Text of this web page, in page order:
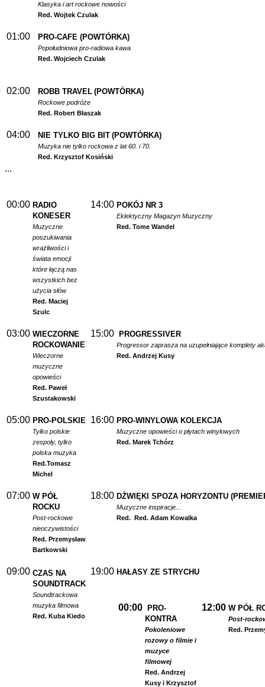
Klasyka i art rockowe nowości
Red. Wojtek Czulak
01:00 PRO-CAFE (POWTÓRKA)
Popołudniowa pro-radiowa kawa
Red. Wojciech Czulak
02:00 ROBB TRAVEL (POWTÓRKA)
Rockowe podróże
Red. Robert Błaszak
04:00 NIE TYLKO BIG BIT (POWTÓRKA)
Muzyka nie tylko rockowa z lat 60. i 70.
Red. Krzysztof Kosiński
...
00:00 RADIO
KONESER
Muzyczne
poszukiwania
wrażliwości i
świata emocji
które łączą nas
wszystkich bez
użycia słów
Red. Maciej
Szulc
14:00 POKÓJ NR 3
Eklektyczny Magazyn Muzyczny
Red. Tome Wandel
03:00 WIECZORNE
ROCKOWANIE
Wieczorne
muzyczne
opowieści
Red. Paweł
Szustakowski
15:00 PROGRESSIVER
Progressor zaprasza na uzupełniające komplety
Red. Andrzej Kusy
05:00 PRO-POLSKIE
Tylko polskie
zespoły, tylko
polska muzyka
Red.Tomasz
Michel
16:00 PRO-WINYLOWA KOLEKCJA
Muzyczne opowieści o płytach winylowych
Red. Marek Tchórz
07:00 W PÓŁ
ROCKU
Post-rockowe
nieoczywistości
Red. Przemysław
Bartkowski
18:00 DŹWIĘKI SPOZA HORYZONTU
Muzyczne inspiracje...
Red. Red. Adam Kowalka
09:00 CZAS NA
SOUNDTRACK
Soundtrackowa
muzyka filmowa
Red. Kuba Kiedo
19:00 HAŁASY ZE STRYCHU
00:00
PRO-
KONTRA
Pokoleniowe
rozowy o filmie i
muzyce
filmowej
Red. Andrzej
Kusy i Krzysztof
12:00 W PÓŁ
Post-
Red.